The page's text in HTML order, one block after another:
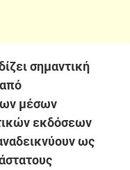
σημαντική
μέσων
εκδόσεων
ως